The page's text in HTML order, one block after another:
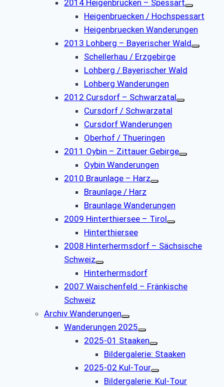
2014 Heigenbrücken – Spessart
Heigenbruecken / Hochspessart
Heigenbruecken Wanderungen
2013 Lohberg – Bayerischer Wald
Schellerhau / Erzgebirge
Lohberg / Bayerischer Wald
Lohberg Wanderungen
2012 Cursdorf – Schwarzatal
Cursdorf / Schwarzatal
Cursdorf Wanderungen
Oberhof / Thueringen
2011 Oybin – Zittauer Gebirge
Oybin Wanderungen
2010 Braunlage – Harz
Braunlage / Harz
Braunlage Wanderungen
2009 Hinterthiersee – Tirol
Hinterthiersee
2008 Hinterhermsdorf – Sächsische
Schweiz
Hinterhermsdorf
2007 Waischenfeld – Fränkische
Schweiz
Archiv Wanderungen
Wanderungen 2025
2025-01 Staaken
Bildergalerie: Staaken
2025-02 Kul-Tour
Bildergalerie: Kul-Tour